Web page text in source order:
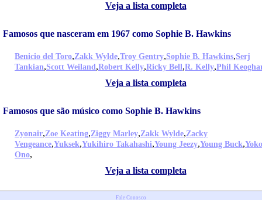
Veja a lista completa
Famosos que nasceram em 1967 como Sophie B. Hawkins
Benicio del Toro,Zakk Wylde,Troy Gentry,Sophie B. Hawkins,Serj
Tankian,Scott Weiland,Robert Kelly,Ricky Bell,R. Kelly,Phil
Veja a lista completa
Famosos que são músico como Sophie B. Hawkins
Zyonair,Zoe Keating,Ziggy Marley,Zakk Wylde,Zacky
Vengeance,Yuksek,Yukihiro Takahashi,Young Jeezy,Young Buck,Yoko
Ono,
Veja a lista completa
Fale Conosco